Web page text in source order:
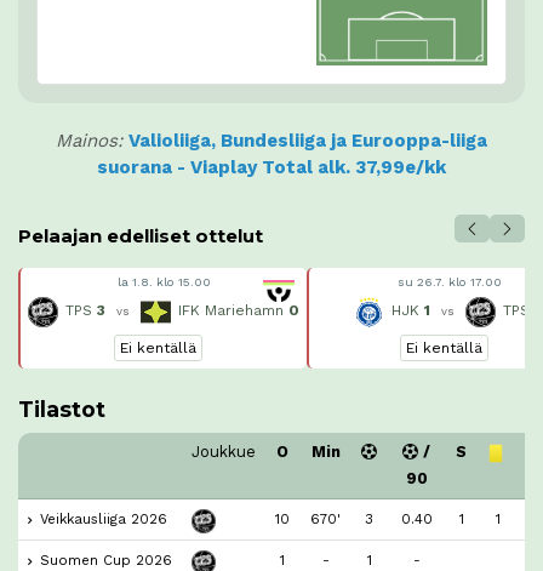
Mainos: Valioliiga, Bundesliiga ja Eurooppa-liiga
suorana - Viaplay Total alk. 37,99e/kk
Pelaajan edelliset ottelut
la 1.8. klo 15.00
TPS 3 vs IFK Mariehamn 0
Ei kentällä
su 26.7. klo 17.00
HJK 1 vs TPS
Ei kentällä
Tilastot
Joukkue O Min
/
90
S
Veikkausliiga 2026 10 670' 3 0.40 1 1
Suomen Cup 2026 1 - 1 -